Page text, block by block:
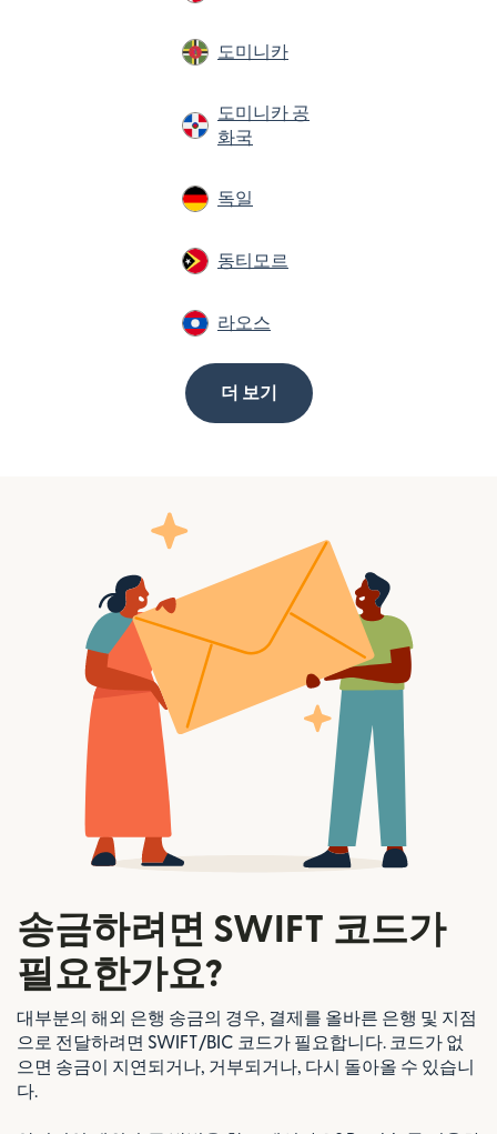
도미니카
도미니카 공
화국
독일
동티모르
라오스
더 보기
송금하려면 SWIFT 코드가
필요한가요?
대부분의 해외 은행 송금의 경우, 결제를 올바른 은행 및 지점
으로 전달하려면 SWIFT/BIC 코드가 필요합니다. 코드가 없
으면 송금이 지연되거나, 거부되거나, 다시 돌아올 수 있습니
다.